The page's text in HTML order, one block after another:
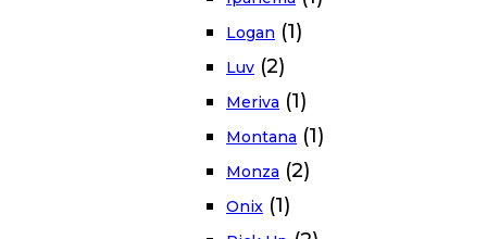
Logan (1)
Luv (2)
Meriva (1)
Montana (1)
Monza (2)
Onix (1)